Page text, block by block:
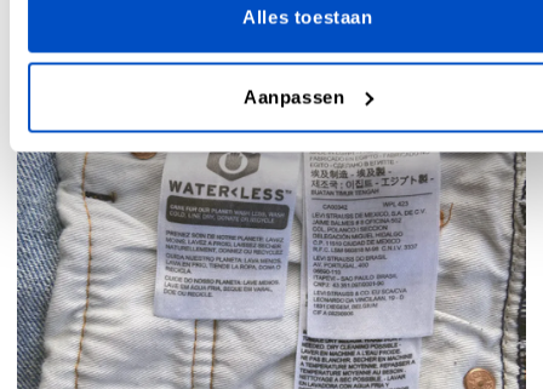
Alles toestaan
Aanpassen